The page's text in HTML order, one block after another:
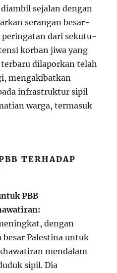
sejalan dengan
serangan besar-
peringatan dari sekutu-
korban jiwa yang
terbaru dilaporkan telah
mengakibatkan
infrastruktur sipil
warga, termasuk
TERHADAP
PBB
dengan
Palestina untuk
mendalam
sipil. Dia